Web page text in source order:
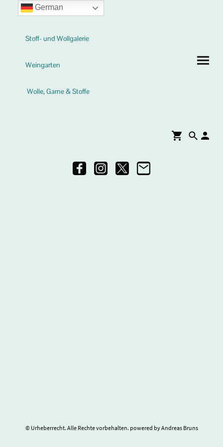
Stoff- und Wollgalerie
Weingarten
Wolle, Garne & Stoffe
© Urheberrecht. Alle Rechte vorbehalten. powered by Andreas Bruns
German